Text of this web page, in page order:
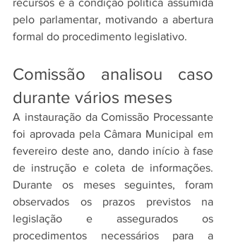
recursos e a condição política assumida
pelo parlamentar, motivando a abertura
formal do procedimento legislativo.
Comissão analisou caso
durante vários meses
A instauração da Comissão Processante
foi aprovada pela Câmara Municipal em
fevereiro deste ano, dando início à fase
de instrução e coleta de informações.
Durante os meses seguintes, foram
observados os prazos previstos na
legislação e assegurados os
procedimentos necessários para a